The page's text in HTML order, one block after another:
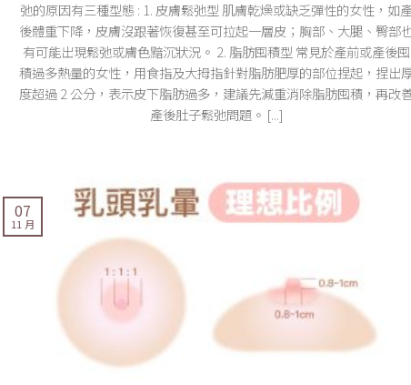
弛的原因有三種型態 : 1. 皮膚鬆弛型 肌膚乾燥或缺乏彈性的女性，如
後體重下降，皮膚沒跟著恢復甚至可拉起一層皮；胸部、大腿、臀部
有可能出現鬆弛或膚色黯沉狀況。 2. 脂肪囤積型 常見於產前或產後囤
積過多熱量的女性，用食指及大拇指針對脂肪肥厚的部位捏起，捏出
度超過 2 公分，表示皮下脂肪過多，建議先減重消除脂肪囤積，再改
產後肚子鬆弛問題。 [...]
07
11 月